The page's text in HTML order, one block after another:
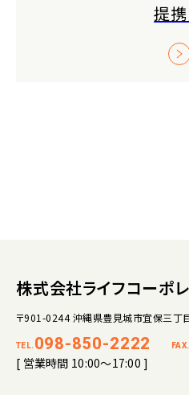
提
株式会社ライフコーポ
〒901-0244 沖縄県豊見城市宜保三丁
TEL. 098-850-2222 FAX.
[ 営業時間 10:00～17:00 ]